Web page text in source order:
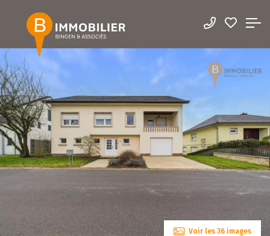
Voir les 36 images